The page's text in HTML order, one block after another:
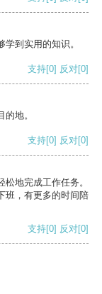
到实用的知识。
支持[0] 反对[0]
地。
支持[0] 反对[0]
地完成工作任务。
班，有更多的时间陪
支持[0] 反对[0]